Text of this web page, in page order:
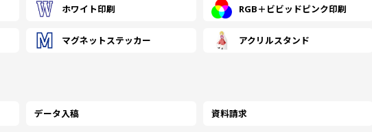
￥243,418(税抜)
(￥267,760 税込)
￥280,918
ホワイト印刷 RGB＋ビビッドピンク印刷
マグネットステッカー アクリルスタンド
データ入稿 資料請求